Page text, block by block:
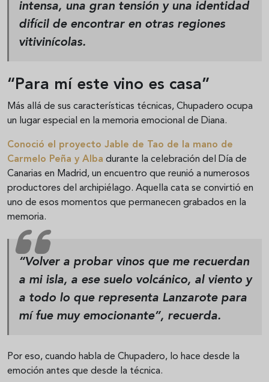
intensa, una gran tensión y una identidad
difícil de encontrar en otras regiones
vitivinícolas.
“Para mí este vino es casa”
Más allá de sus características técnicas, Chupadero ocupa
un lugar especial en la memoria emocional de Diana.
Conoció el proyecto Jable de Tao de la mano de
Carmelo Peña y Alba durante la celebración del Día de
Canarias en Madrid, un encuentro que reunió a numerosos
productores del archipiélago. Aquella cata se convirtió en
uno de esos momentos que permanecen grabados en la
memoria.
“Volver a probar vinos que me recuerdan
a mi isla, a ese suelo volcánico, al viento y
a todo lo que representa Lanzarote para
mí fue muy emocionante”, recuerda.
Por eso, cuando habla de Chupadero, lo hace desde la
emoción antes que desde la técnica.